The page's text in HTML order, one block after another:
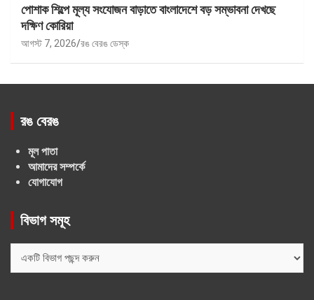
পোশাক শিল্পে মূল্য সংযোজন বাড়াতে বাংলাদেশে বড় সম্ভাবনা দেখছে
দক্ষিণ কোরিয়া
আগস্ট 7, 2026 রঙ বেরঙ ডেস্ক
রঙ বেরঙ
মূল পাতা
আমাদের সম্পর্কে
যোগাযোগ
বিভাগ সমূহ